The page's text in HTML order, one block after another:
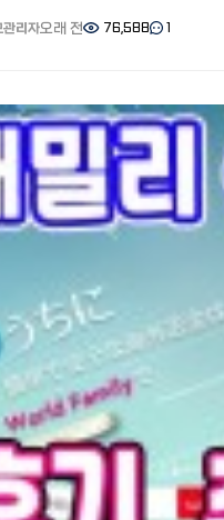
고 완료 (호적등본 기재 필수)
신원보증서, 경제력 증명 배우자의 주민세 과세/납세
가 서류 요청이 오거나 거절될
준비하는 모든 일한모 회원분들,
!
군분투하며 일본 한국인 커뮤니
과 '일한모 사이트'를 운영하고 있
써야할지 고민스러운 부분입니
서 한국갈 때마다 현금을 가져
환전하거나(환전은 해당 국가에
), 최근에 와서야 부양자 공제를
데요,,
국인 추천이 많은 인터넷 송금
열인 SBJ은행 송금, 코인샷, 그
단점을 비교하였습니다. 일한
트랜스퍼와이즈):
사용해봤습니다. 최근에 트랜스
.
민표나 마이넘버카드 스캔 요구
문제없으면 2-3일에 처리됩니
원 이하라면 받는 사람의 인증
.
시에는 메일로 연락을 주고 받
리가 지연될 수 있고 개인 송금
를 통해 본인확인을 거칩니다.
관리자오래 전 76,588 1